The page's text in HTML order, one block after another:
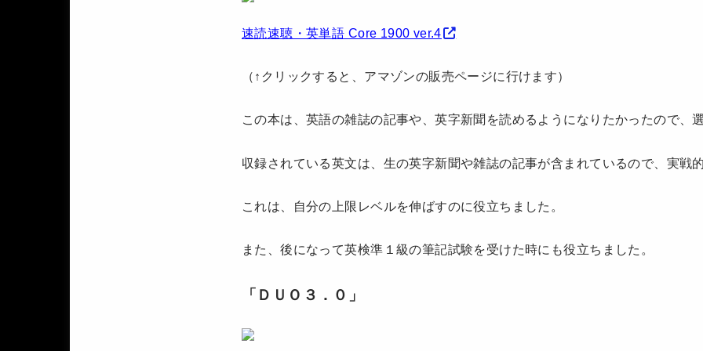
速読速聴・英単語 Core 1900 ver.4
（↑クリックすると、アマゾンの販売ページに行けます）
この本は、英語の雑誌の記事や、英字新聞を読めるようになりたかったので、選
収録されている英文は、生の英字新聞や雑誌の記事が含まれているので、実戦的
これは、自分の上限レベルを伸ばすのに役立ちました。
また、後になって英検準１級の筆記試験を受けた時にも役立ちました。
「ＤＵＯ３．０」